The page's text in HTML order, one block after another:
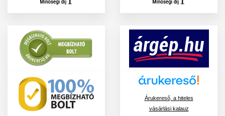
Árukereső, a hiteles
vásárlási kalauz